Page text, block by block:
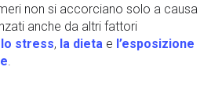
non si accorciano solo a causa
anche da altri fattori
lo stress, la dieta e l’esposizione